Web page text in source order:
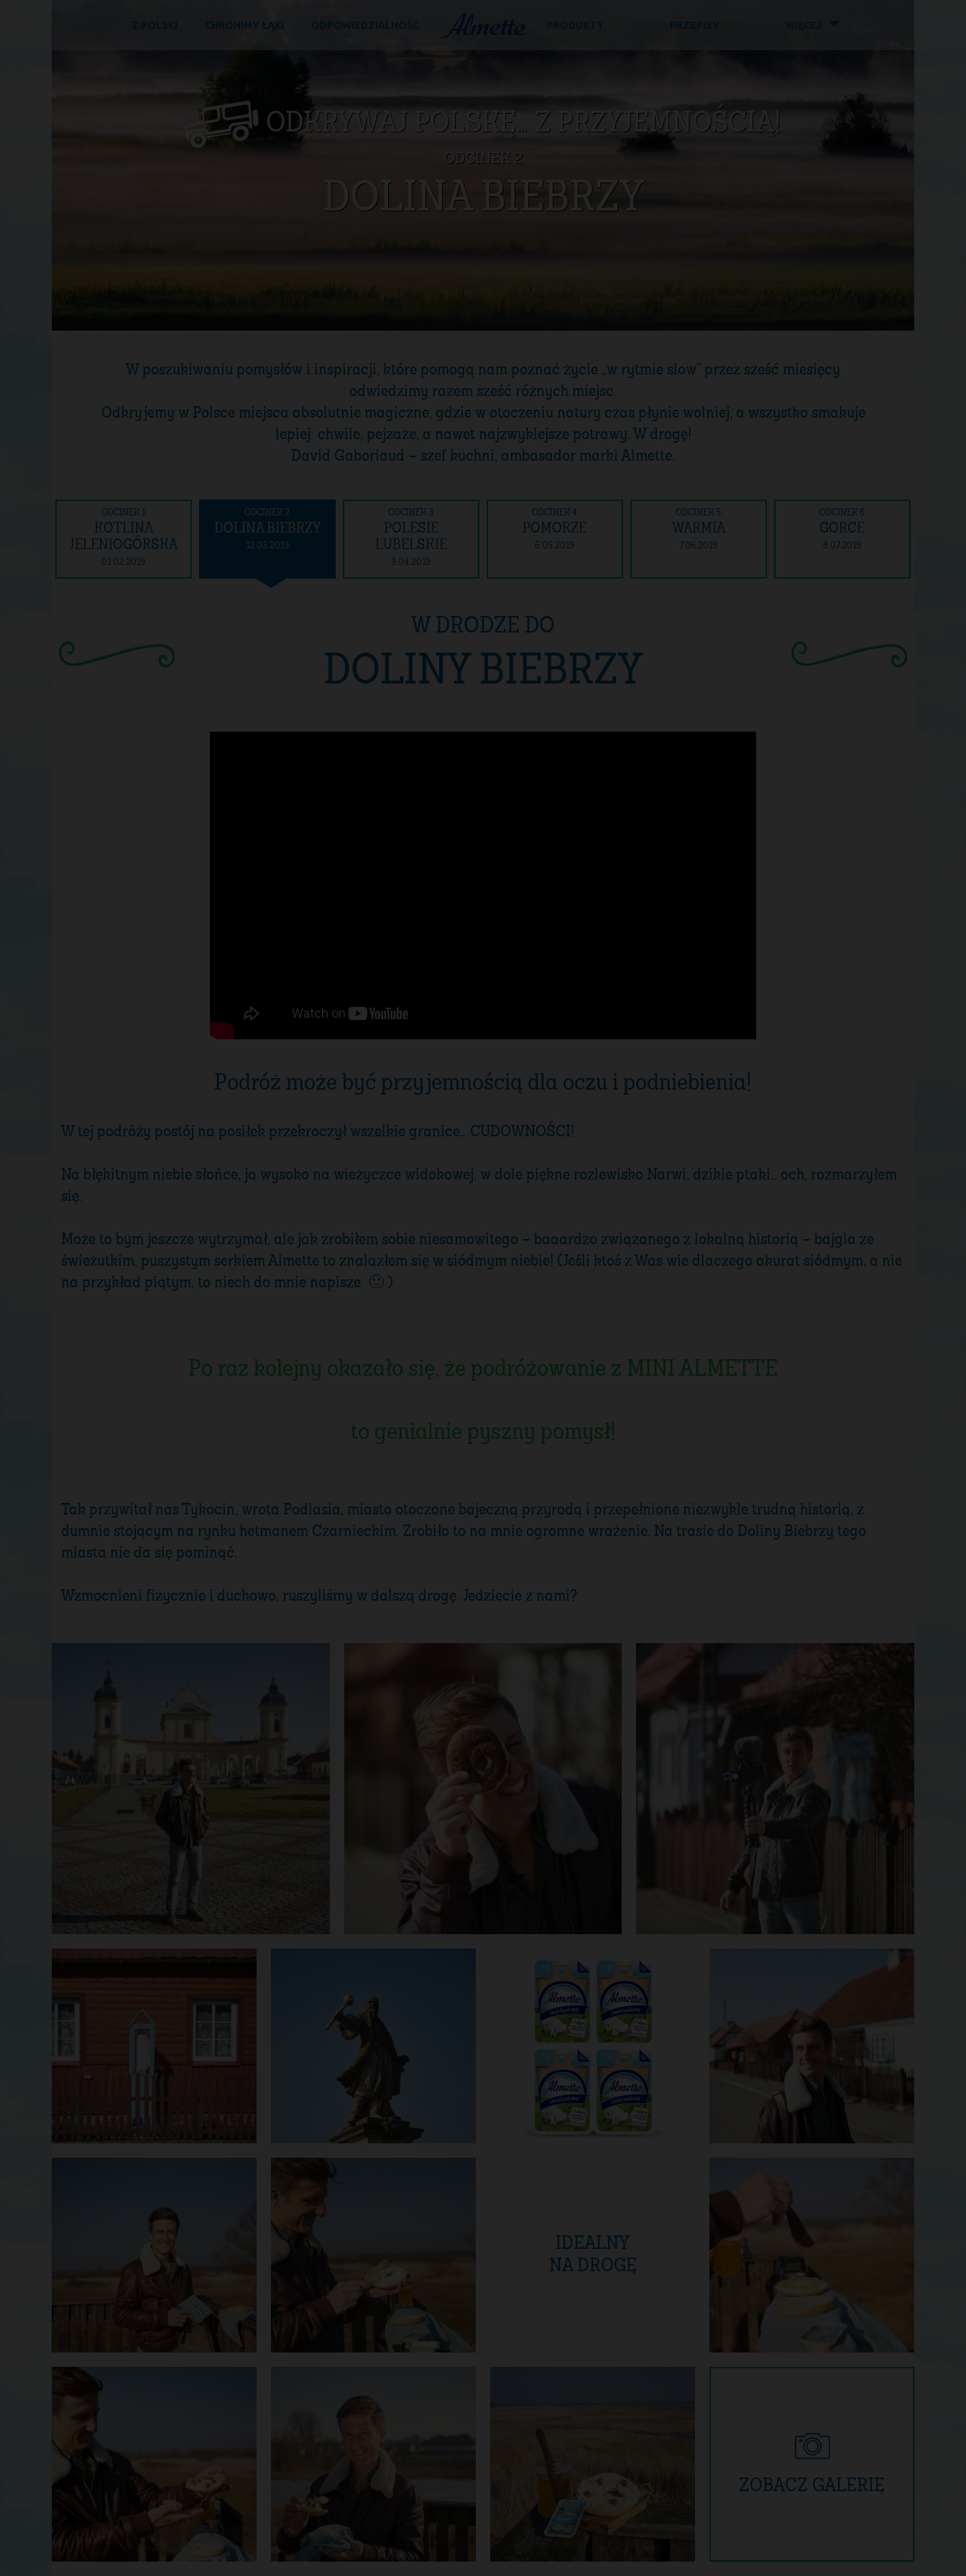
Z POLSKI CHRONIMY ŁĄKI OD­PO­WIE­DZIAL­NOŚĆ PRODUKTY PRZEPISY WIĘCEJ ◤
ODKRYWAJ POLSKĘ… Z PRZYJEMNOŚCIĄ!
ODCINEK 2
DOLINA BIEBRZY
W poszukiwaniu pomysłów i inspiracji, które pomogą nam poznać życie „w rytmie slow” przez sześć miesięcy
odwiedzimy razem sześć różnych miejsc.
Odkryjemy w Polsce miejsca absolutnie magiczne, gdzie w otoczeniu natury czas płynie wolniej, a wszystko smakuje
lepiej: chwile, pejzaże, a nawet najzwyklejsze potrawy. W drogę!
David Gaboriaud – szef kuchni, ambasador marki Almette.
ODCINEK 1
KOTLINA
JELENIOGÓRSKA
01.02.2019
ODCINEK 2
DOLINA BIEBRZY
12.03.2019
ODCINEK 3
POLESIE
LUBELSKIE
9.04.2019
ODCINEK 4
POMORZE
6.05.2019
ODCINEK 5
WARMIA
7.06.2019
ODCINEK 6
GORCE
8.07.2019
W DRODZE DO
DOLINY BIEBRZY
Podróż może być przyjemnością dla oczu i podniebienia!
W tej podróży postój na posiłek przekroczył wszelkie granice… CUDOWNOŚCI!
Na błękitnym niebie słońce, ja wysoko na wieżyczce widokowej, w dole piękne rozlewisko Narwi, dzikie ptaki… och, rozmarzyłem
się.
Może to bym jeszcze wytrzymał, ale jak zrobiłem sobie niesamowitego – baaardzo związanego z lokalną historią – bajgla ze
świeżutkim, puszystym serkiem Almette to znalazłem się w siódmym niebie! (Jeśli ktoś z Was wie dlaczego akurat siódmym, a nie
na przykład piątym, to niech do mnie napisze 🙂 )
Po raz kolejny okazało się, że podróżowanie z MINI ALMETTE
to genialnie pyszny pomysł!
Tak przywitał nas Tykocin, wrota Podlasia, miasto otoczone bajeczną przyrodą i przepełnione niezwykle trudną historią, z
dumnie stojącym na rynku hetmanem Czarnieckim. Zrobiło to na mnie ogromne wrażenie. Na trasie do Doliny Biebrzy tego
miasta nie da się pominąć.
Wzmocnieni fizycznie i duchowo, ruszyliśmy w dalszą drogę. Jedziecie z nami?
IDEALNY
NA DROGĘ
ZOBACZ GALERIĘ